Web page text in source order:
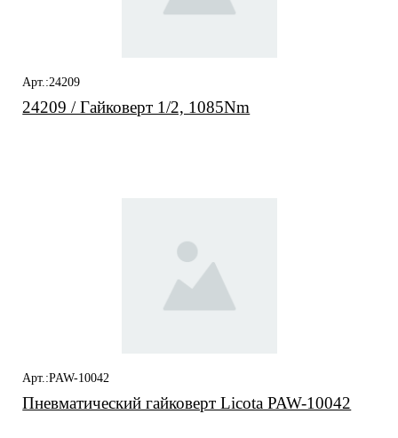
Арт.:24209
24209 / Гайковерт 1/2, 1085Nm
Арт.:PAW-10042
Пневматический гайковерт Licota PAW-10042